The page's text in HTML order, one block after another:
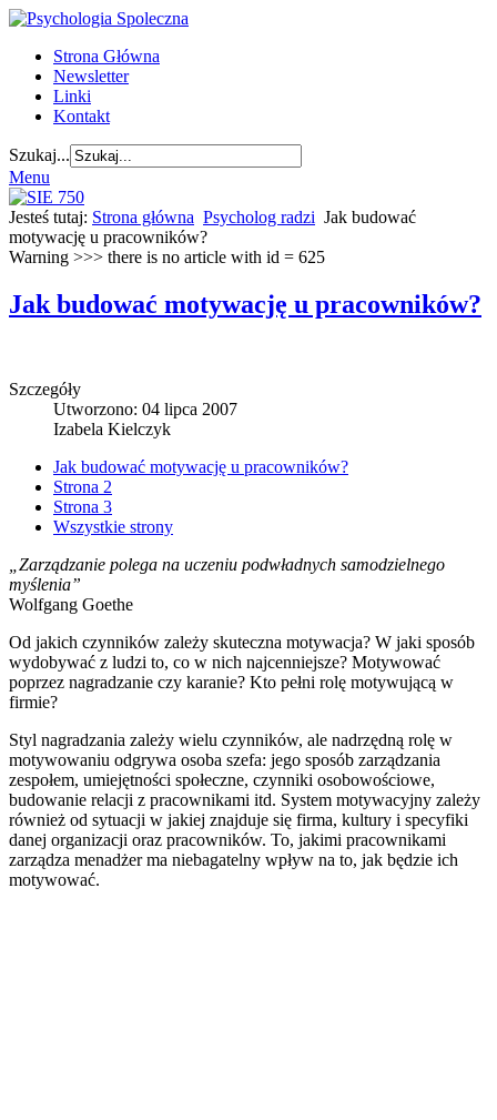
Strona Główna
Newsletter
Linki
Kontakt
Szukaj...
Menu
Jesteś tutaj: Strona główna Psycholog radzi Jak budować
motywację u pracowników?
Warning >>> there is no article with id = 625
Jak budować motywację u pracowników?
Szczegóły
Utworzono: 04 lipca 2007
Izabela Kielczyk
Jak budować motywację u pracowników?
Strona 2
Strona 3
Wszystkie strony
„Zarządzanie polega na uczeniu podwładnych samodzielnego
myślenia”
Wolfgang Goethe
Od jakich czynników zależy skuteczna motywacja? W jaki sposób
wydobywać z ludzi to, co w nich najcenniejsze? Motywować
poprzez nagradzanie czy karanie? Kto pełni rolę motywującą w
firmie?
Styl nagradzania zależy wielu czynników, ale nadrzędną rolę w
motywowaniu odgrywa osoba szefa: jego sposób zarządzania
zespołem, umiejętności społeczne, czynniki osobowościowe,
budowanie relacji z pracownikami itd. System motywacyjny zależy
również od sytuacji w jakiej znajduje się firma, kultury i specyfiki
danej organizacji oraz pracowników. To, jakimi pracownikami
zarządza menadżer ma niebagatelny wpływ na to, jak będzie ich
motywować.